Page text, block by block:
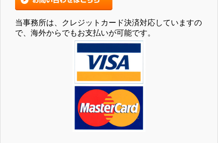
当事務所は、クレジットカード決済対応していますの
で、海外からでもお支払いが可能です。